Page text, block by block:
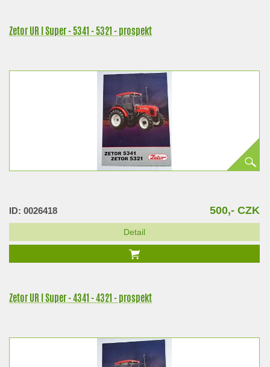
Zetor UR I Super - 5341 - 5321 - prospekt
ID: 0026418 500,- CZK
Detail
Zetor UR I Super - 4341 - 4321 - prospekt